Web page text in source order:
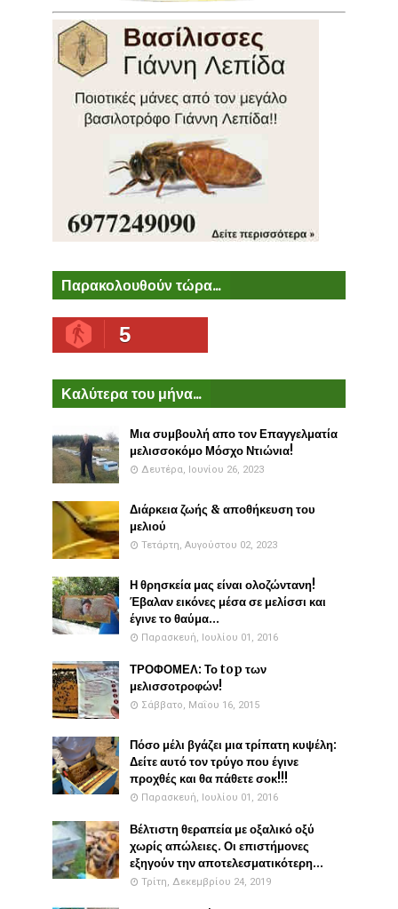
Παρακολουθούν τώρα...
5
Καλύτερα του μήνα...
Μια συμβουλή απο τον Επαγγελματία
μελισσοκόμο Μόσχο Ντιώνια!
Δευτέρα, Ιουνίου 26, 2023
Διάρκεια ζωής & αποθήκευση του
μελιού
Τετάρτη, Αυγούστου 02, 2023
Η θρησκεία μας είναι ολοζώντανη!
Έβαλαν εικόνες μέσα σε μελίσσι και
έγινε το θαύμα...
Παρασκευή, Ιουλίου 01, 2016
ΤΡΟΦΟΜΕΛ: Το top των
μελισσοτροφών!
Σάββατο, Μαΐου 16, 2015
Πόσο μέλι βγάζει μια τρίπατη κυψέλη:
Δείτε αυτό τον τρύγο που έγινε
προχθές και θα πάθετε σοκ!!!
Παρασκευή, Ιουλίου 01, 2016
Βέλτιστη θεραπεία με οξαλικό οξύ
χωρίς απώλειες. Οι επιστήμονες
εξηγούν την αποτελεσματικότερη...
Τρίτη, Δεκεμβρίου 24, 2019